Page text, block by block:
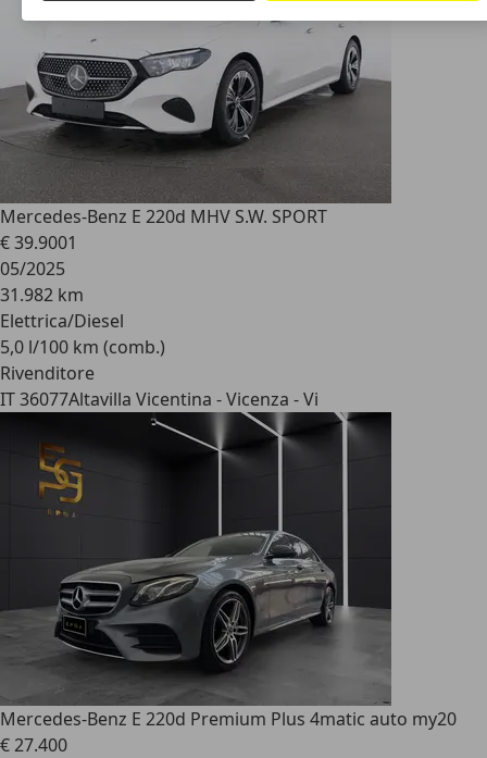
Mercedes-Benz E 220d MHV S.W. SPORT
€ 39.9001
05/2025
31.982 km
Elettrica/Diesel
5,0 l/100 km (comb.)
Rivenditore
IT 36077Altavilla Vicentina - Vicenza - Vi
Mercedes-Benz E 220d Premium Plus 4matic auto my20
€ 27.400